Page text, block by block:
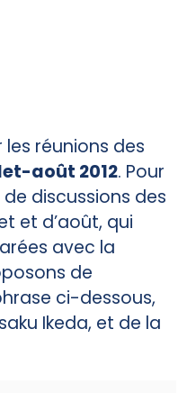
réunions des
août 2012. Pour
discussions des
et d’août, qui
avec la
de
ci-dessous,
Ikeda, et de la